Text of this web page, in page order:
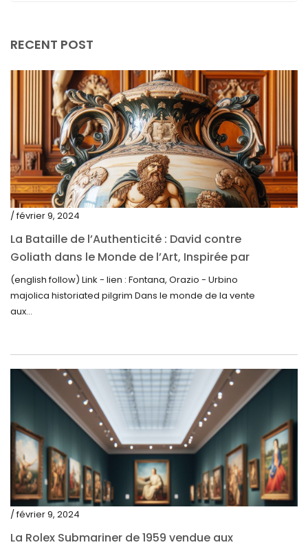
octobre 2023
septembre 2023
août 2023
juillet 2023
juin 2023
mai 2023
avril 2023
mars 2023
février 2023
janvier 2023
novembre 2022
octobre 2022
septembre 2022
août 2022
juillet 2022
juin 2022
mai 2022
avril 2022
RECENT POST
/ février 9, 2024
La Bataille de l’Authenticité : David contre
Goliath dans le Monde de l’Art, Inspirée par
la Découverte de la Gourde en Majolique
d’Urbino
(english follow) Link - lien : Fontana, Orazio - Urbino
majolica historiated pilgrim Dans le monde de la vente
aux...
/ février 9, 2024
La Rolex Submariner de 1959 vendue aux